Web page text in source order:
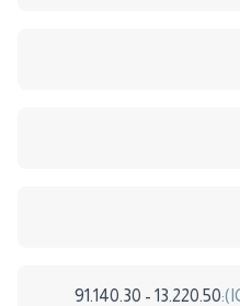
13.220.50 - 91.140.30